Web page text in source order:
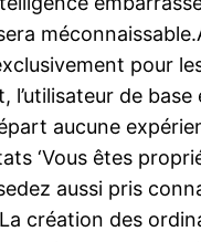
pour
de
aucune
‘Vous êtes
aussi pris
création des